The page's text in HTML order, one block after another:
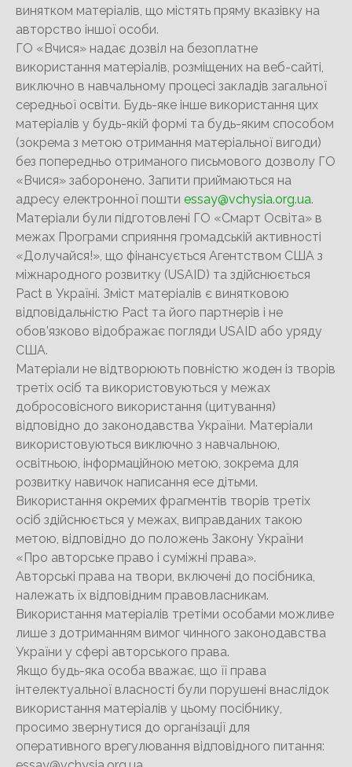
винятком матеріалів, що містять пряму вказівку на
авторство іншої особи.
ГО «Вчися» надає дозвіл на безоплатне
використання матеріалів, розміщених на веб-сайті,
виключно в навчальному процесі закладів загальної
середньої освіти. Будь-яке інше використання цих
матеріалів у будь-якій формі та будь-яким способом
(зокрема з метою отримання матеріальної вигоди)
без попередньо отриманого письмового дозволу ГО
«Вчися» заборонено. Запити приймаються на
адресу електронної пошти essay@vchysia.org.ua.
Матеріали були підготовлені ГО «Смарт Освіта» в
межах Програми сприяння громадській активності
«Долучайся!», що фінансується Агентством США з
міжнародного розвитку (USAID) та здійснюється
Pact в Україні. Зміст матеріалів є винятковою
відповідальністю Pact та його партнерів і не
обов’язково відображає погляди USAID або уряду
США.
Матеріали не відтворюють повністю жоден із творів
третіх осіб та використовуються у межах
добросовісного використання (цитування)
відповідно до законодавства України. Матеріали
використовуються виключно з навчальною,
освітньою, інформаційною метою, зокрема для
розвитку навичок написання есе дітьми.
Використання окремих фрагментів творів третіх
осіб здійснюється у межах, виправданих такою
метою, відповідно до положень Закону України
«Про авторське право і суміжні права».
Авторські права на твори, включені до посібника,
належать їх відповідним правовласникам.
Використання матеріалів третіми особами можливе
лише з дотриманням вимог чинного законодавства
України у сфері авторського права.
Якщо будь-яка особа вважає, що її права
інтелектуальної власності були порушені внаслідок
використання матеріалів у цьому посібнику,
просимо звернутися до організації для
оперативного врегулювання відповідного питання: